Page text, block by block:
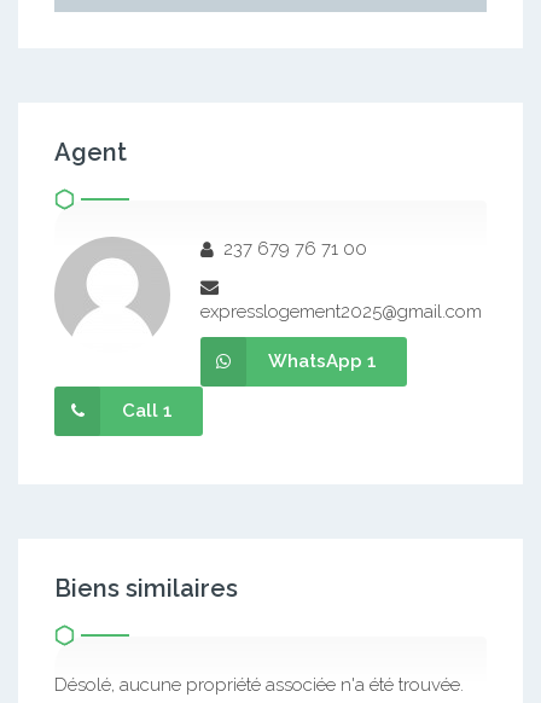
Agent
237 679 76 71 00
expresslogement2025@gmail.com
WhatsApp 1
Call 1
Biens similaires
Désolé, aucune propriété associée n'a été trouvée.